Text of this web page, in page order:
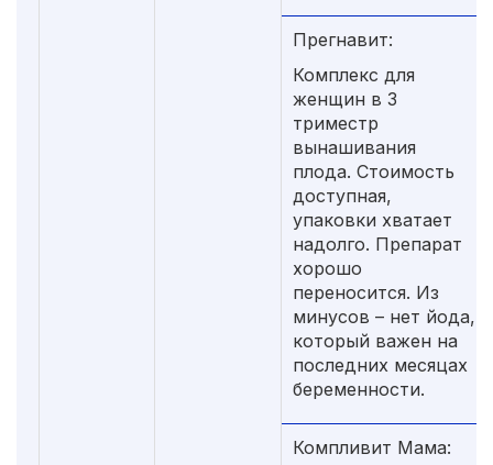
Прегнавит:
Комплекс для
женщин в 3
триместр
вынашивания
плода. Стоимость
доступная,
упаковки хватает
надолго. Препарат
хорошо
переносится. Из
минусов – нет йода,
который важен на
последних месяцах
беременности.
Компливит Мама: